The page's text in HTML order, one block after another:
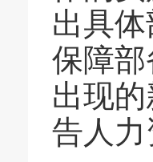
出具
保障
出现
告人